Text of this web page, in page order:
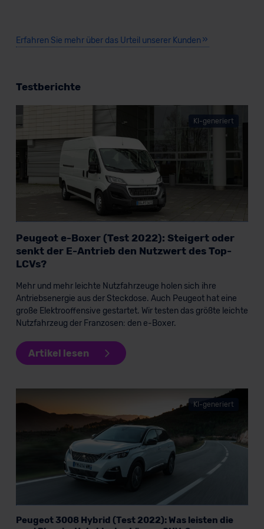
erteilen. Nähere Informationen zu den bestehenden
datenschutz@meinauto.de anfordern.
Datenschutzerklärung
Erfahren Sie mehr über das Urteil unserer Kunden
Testberichte
KI-generiert
Peugeot e-Boxer (Test 2022): Steigert oder
senkt der E-Antrieb den Nutzwert des Top-
LCVs?
Mehr und mehr leichte Nutzfahrzeuge holen sich ihre
Antriebsenergie aus der Steckdose. Auch Peugeot hat eine
große Elektrooffensive gestartet. Wir testen das größte leichte
Nutzfahrzeug der Franzosen: den e-Boxer.
Artikel lesen
KI-generiert
Peugeot 3008 Hybrid (Test 2022): Was leisten die